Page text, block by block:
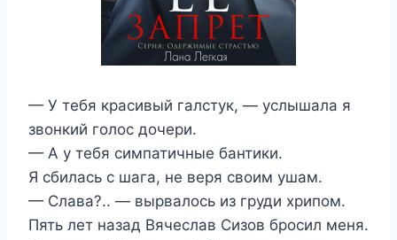
— У тебя красивый галстук, — услышала я
звонкий голос дочери.
— А у тебя симпатичные бантики.
Я сбилась с шага, не веря своим ушам.
— Слава?.. — вырвалось из груди хрипом.
Пять лет назад Вячеслав Сизов бросил меня.